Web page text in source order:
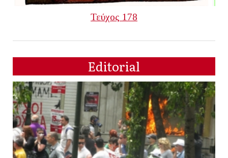
Τεύχος 178
Editorial